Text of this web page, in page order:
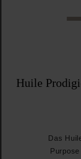
Huile
Das